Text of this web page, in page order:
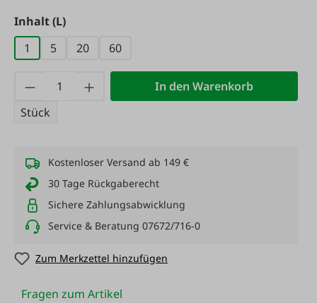
Inhalt (L)auswählen
1
5 20 60
Produkt Anzahl: Gib den gewünschten
Stück
In den Warenkorb
Kostenloser Versand ab 149 €
30 Tage Rückgaberecht
Sichere Zahlungsabwicklung
Service & Beratung 07672/716-0
Zum Merkzettel hinzufügen
Fragen zum Artikel